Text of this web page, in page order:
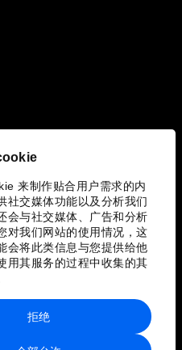
来制作贴合用户需求的内
社交媒体功能以及分析我们
会与社交媒体、广告和分析
对我们网站的使用情况，这
会将此类信息与您提供给他
用其服务的过程中收集的其
拒绝